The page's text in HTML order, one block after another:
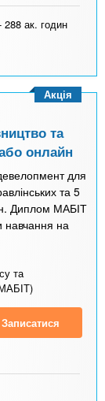
288 ак. годин
та
онлайн
для
та 5
Диплом МАБІТ
навчання на
та
Акція
Записатися